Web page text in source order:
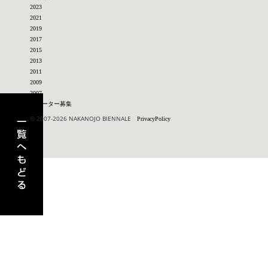
2023
2021
2019
2017
2015
2013
2011
2009
2007
サポーター募集
© 2007-2026 NAKANOJO BIENNALE PrivacyPolicy